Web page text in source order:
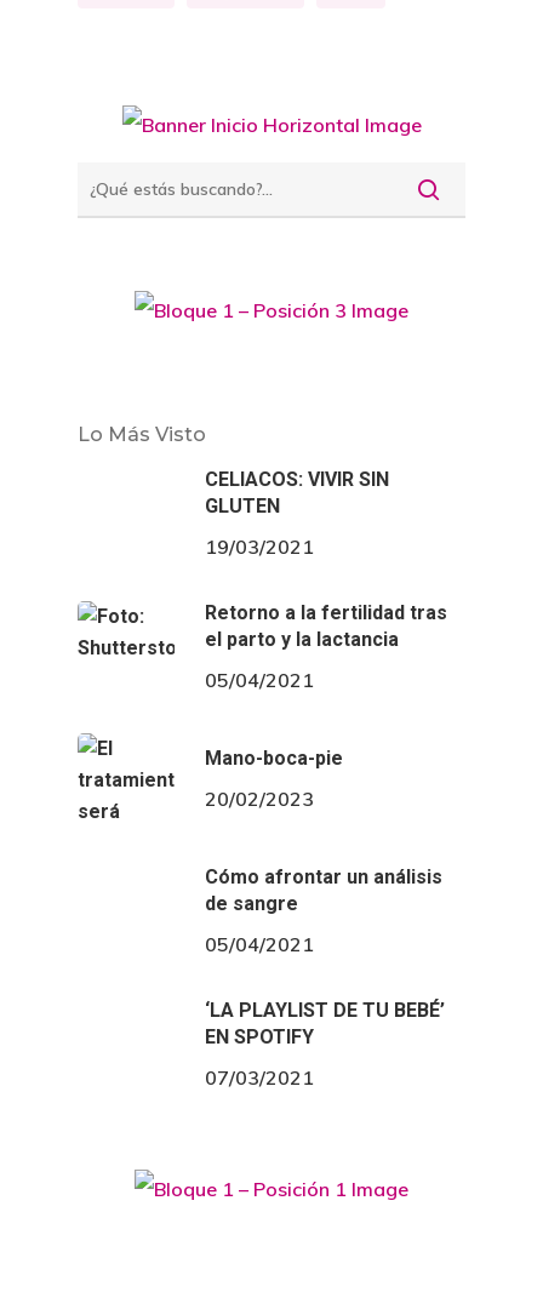
Lo Más Visto
CELIACOS: VIVIR SIN
GLUTEN
19/03/2021
Retorno a la fertilidad tras
el parto y la lactancia
05/04/2021
Mano-boca-pie
20/02/2023
Cómo afrontar un análisis
de sangre
05/04/2021
‘LA PLAYLIST DE TU BEBÉ’
EN SPOTIFY
07/03/2021